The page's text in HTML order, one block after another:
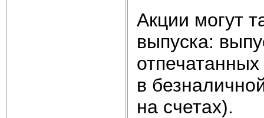
Акции могут
выпуска:
в
на счетах).